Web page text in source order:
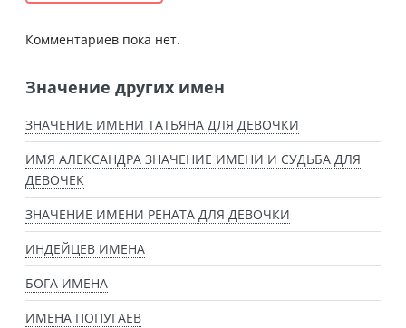
Комментариев пока нет.
Значение других имен
ЗНАЧЕНИЕ ИМЕНИ ТАТЬЯНА ДЛЯ ДЕВОЧКИ
ИМЯ АЛЕКСАНДРА ЗНАЧЕНИЕ ИМЕНИ И СУДЬБА ДЛЯ
ДЕВОЧЕК
ЗНАЧЕНИЕ ИМЕНИ РЕНАТА ДЛЯ ДЕВОЧКИ
ИНДЕЙЦЕВ ИМЕНА
БОГА ИМЕНА
ИМЕНА ПОПУГАЕВ